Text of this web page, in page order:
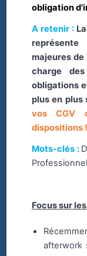
obligation
A retenir :
majeures de
charge
obligations
plus en plus
vos CGV
dispositions !
Mots-clés :
Focus sur
afterwork